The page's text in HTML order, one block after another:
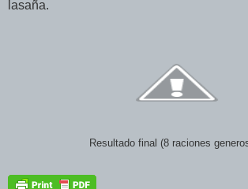
lasaña.
Resultado final (8 raciones